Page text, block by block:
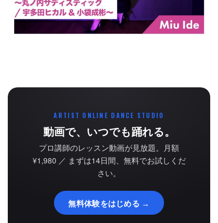
ARTIST ONLINE DANCE STUDIO
動画で、いつでも踊れる。
プロ講師のレッスン動画が見放題。月額
¥1,980 ／ まずは14日間、無料でお試しくだ
さい。
無料体験をはじめる →